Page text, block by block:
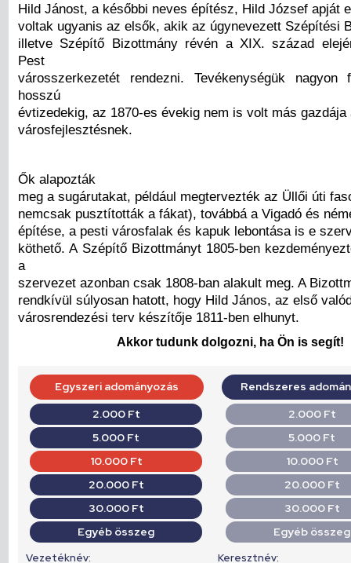
Hild Jánost, a későbbi neves építész, Hild József apját
voltak ugyanis az elsők, akik az úgynevezett Szépítési
illetve Szépítő Bizottmány révén a XIX. század
Pest
városszerkezetét rendezni. Tevékenységük
hosszú
évtizedekig, az 1870-es évekig nem is volt más gazdája
városfejlesztésnek.
Ők alapozták
meg a sugárutakat, például megtervezték az Üllői úti
nemcsak pusztították a fákat), továbbá a Vigadó és
építése, a pesti városfalak és kapuk lebontása is e
köthető. A Szépítő Bizottmányt 1805-ben
a
szervezet azonban csak 1808-ban alakult meg. A
rendkívül súlyosan hatott, hogy Hild János, az első
városrendezési terv készítője 1811-ben elhunyt.
Akkor tudunk dolgozni, ha Ön is segít!